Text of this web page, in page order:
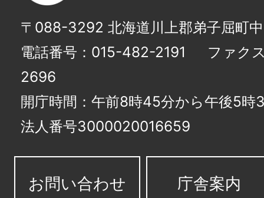
〒088-3292 北海道川上郡弟子屈町
電話番号：015-482-2191
ファク
2696
開庁時間：午前8時45分から午後5時
法人番号3000020016659
お問い合わせ 庁舎案内